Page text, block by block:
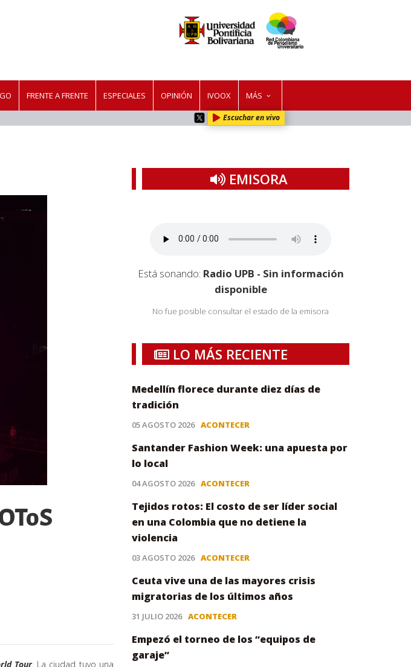
FRENTE A FRENTE ESPECIALES OPINIÓN IVOOX MÁS
Escuchar en vivo
Tour. La ciudad tuvo una
EMISORA
Está sonando: Radio UPB - Sin información
disponible
No fue posible consultar el estado de la emisora
LO MÁS RECIENTE
Medellín florece durante diez días de
tradición
05 AGOSTO 2026 ACONTECER
Santander Fashion Week: una apuesta por
lo local
04 AGOSTO 2026 ACONTECER
Tejidos rotos: El costo de ser líder social
en una Colombia que no detiene la
violencia
03 AGOSTO 2026 ACONTECER
Ceuta vive una de las mayores crisis
migratorias de los últimos años
31 JULIO 2026 ACONTECER
Empezó el torneo de los “equipos de
garaje”